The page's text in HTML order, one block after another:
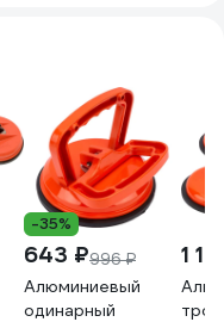
-35%
643 ₽996 ₽
Алюминиевый
одинарный
1